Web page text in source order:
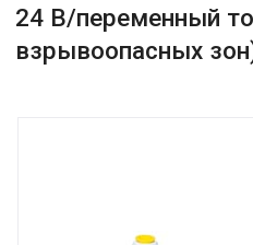
24 В/переменный
взрывоопасных